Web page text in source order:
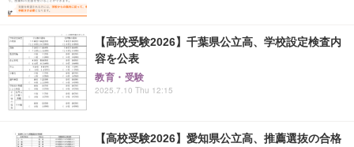
【高校受験2026】千葉県公立高、学校設定検査内
容を公表
教育・受験
2025.7.10 Thu 12:15
【高校受験2026】愛知県公立高、推薦選抜の合格